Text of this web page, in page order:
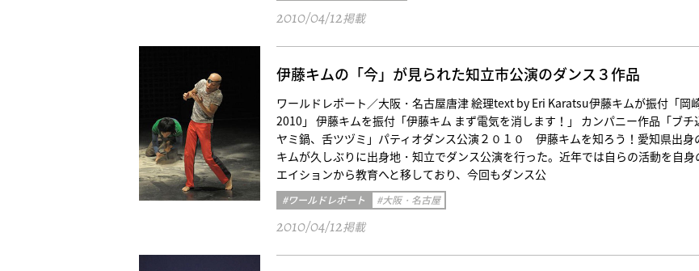
2010/04/12掲載
伊藤キムの「今」が見られた知立市公演のダンス３作品
ワールドレポート／大阪・名古屋唐津 絵理text by Eri Karatsu伊藤キムが振付「岡
2010」 伊藤キムを振付「伊藤キム まず電気を消します！」 カンパニー作品「ブチ
ヤミ鍋、舌ツヅミ」パティオダンス公演２０１０ 伊藤キムを知ろう！愛知県出身
キムが久しぶりに出身地・知立でダンス公演を行った。近年では自らの活動を自身
エイションから教育へと移しており、今回もダンス公
#ワールドレポート #大阪・名古屋
2010/04/12掲載